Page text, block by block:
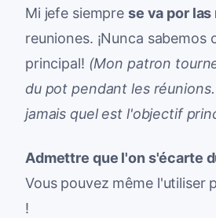
Mi jefe siempre se va por las
reuniones. ¡Nunca sabemos
principal! (Mon patron
du pot pendant les
jamais quel est l'objectif
Admettre que l'on s'écarte
Vous pouvez même l'utiliser
!